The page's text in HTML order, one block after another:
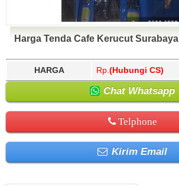
Harga Tenda Cafe Kerucut Surabaya
HARGA Rp. (Hubungi CS)
Chat Whatsapp
Telphone
Kirim Email